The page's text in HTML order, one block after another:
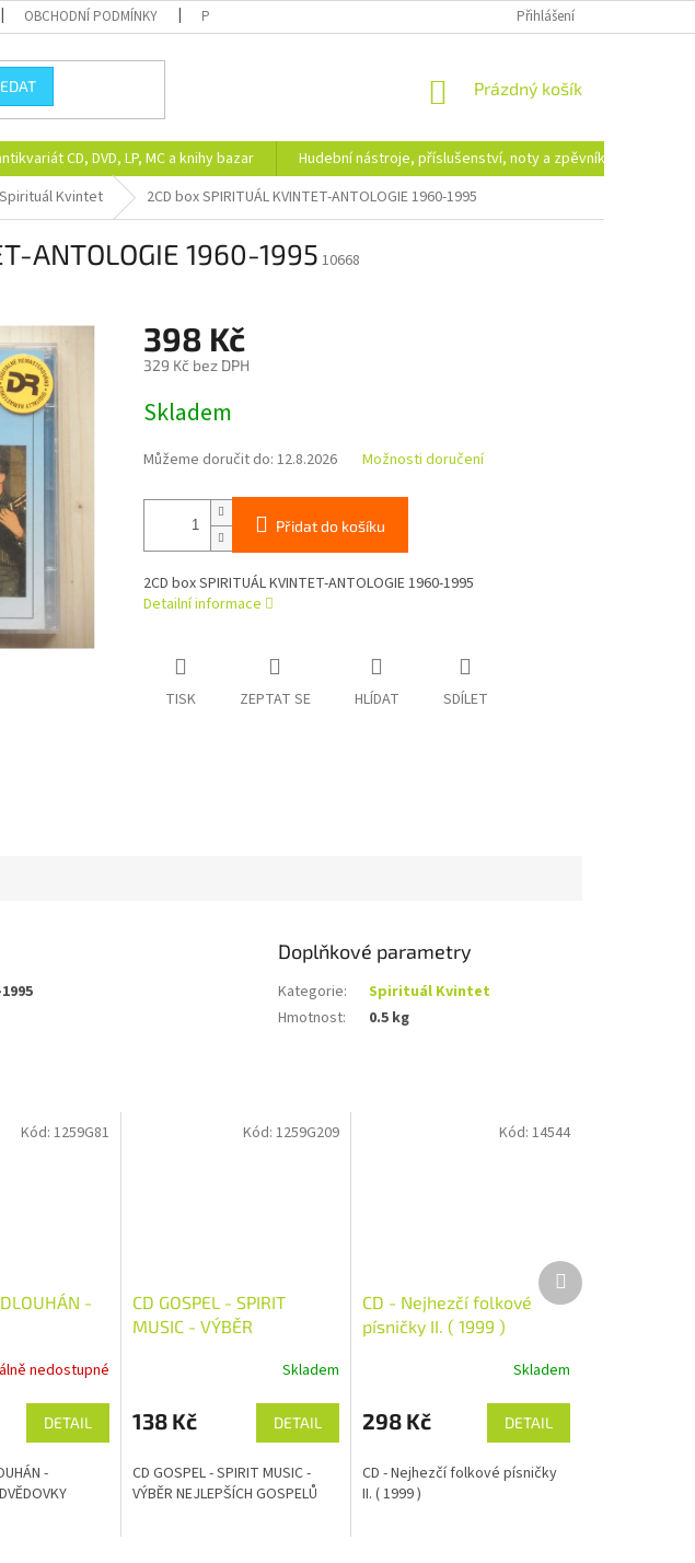
OBCHODNÍ PODMÍNKY PODMÍNKY OCHRANY OSOBNÍCH ÚDAJŮ DOPRAVA A PLATBA
Přihlášení
NÁKUPNÍ
Prázdný košík
CD, DVD, LP, MC a knihy bazar Hudební nástroje, příslušenství, noty a zpěvníky
Spirituál Kvintet 2CD box SPIRITUÁL KVINTET-ANTOLOGIE 1960-1995
ANTOLOGIE 1960-1995 10668
398 Kč
329 Kč bez DPH
cena:
Skladem
Můžeme doručit do: 12.8.2026 Možnosti doručení
Přidat do košíku
2CD box SPIRITUÁL KVINTET-ANTOLOGIE 1960-1995
Detailní informace
TISK ZEPTAT SE HLÍDAT SDÍLET
Doplňkové parametry
Kategorie:
Spirituál Kvintet
Hmotnost: 0.5 kg
-
nedostupné
DETAIL
-
Kód: 1259G81
CD GOSPEL - SPIRIT
MUSIC - VÝBĚR
Skladem
138 Kč DETAIL
CD GOSPEL - SPIRIT MUSIC -
VÝBĚR NEJLEPŠÍCH GOSPELŮ
Kód:1259G209
CD - Nejhezčí folkové
písničky II. ( 1999 )
Skladem
298 Kč DETAIL
CD - Nejhezčí folkové písničky
II. ( 1999 )
Kód: 14544
Další
produkt